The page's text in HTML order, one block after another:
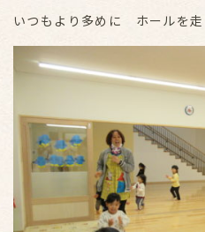
いつもより多めに ホールを走